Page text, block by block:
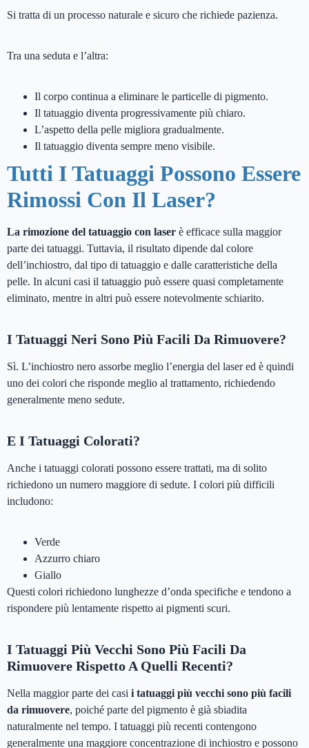
Si tratta di un processo naturale e sicuro che richiede pazienza.
Tra una seduta e l’altra:
Il corpo continua a eliminare le particelle di pigmento.
Il tatuaggio diventa progressivamente più chiaro.
L’aspetto della pelle migliora gradualmente.
Il tatuaggio diventa sempre meno visibile.
Tutti I Tatuaggi Possono Essere
Rimossi Con Il Laser?
La rimozione del tatuaggio con laser è efficace sulla maggior
parte dei tatuaggi. Tuttavia, il risultato dipende dal colore
dell’inchiostro, dal tipo di tatuaggio e dalle caratteristiche della
pelle. In alcuni casi il tatuaggio può essere quasi completamente
eliminato, mentre in altri può essere notevolmente schiarito.
I Tatuaggi Neri Sono Più Facili Da Rimuovere?
Sì. L’inchiostro nero assorbe meglio l’energia del laser ed è quindi
uno dei colori che risponde meglio al trattamento, richiedendo
generalmente meno sedute.
E I Tatuaggi Colorati?
Anche i tatuaggi colorati possono essere trattati, ma di solito
richiedono un numero maggiore di sedute. I colori più difficili
includono:
Verde
Azzurro chiaro
Giallo
Questi colori richiedono lunghezze d’onda specifiche e tendono a
rispondere più lentamente rispetto ai pigmenti scuri.
I Tatuaggi Più Vecchi Sono Più Facili Da
Rimuovere Rispetto A Quelli Recenti?
Nella maggior parte dei casi i tatuaggi più vecchi sono più facili
da rimuovere, poiché parte del pigmento è già sbiadita
naturalmente nel tempo. I tatuaggi più recenti contengono
generalmente una maggiore concentrazione di inchiostro e possono